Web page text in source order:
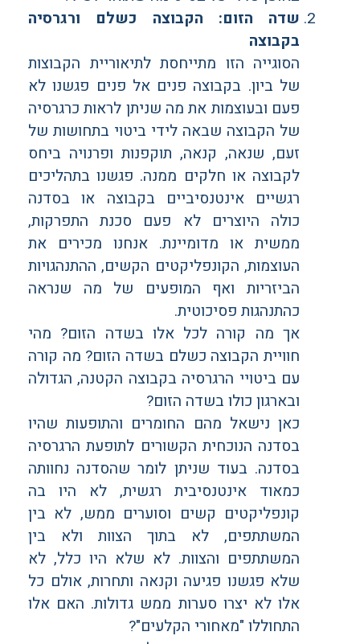
שדה הזום: הקבוצה כשלם ורגרסיה
בקבוצה
הסוגייה הזו מתייחסת לתיאוריית הקבוצות
של ביון. בקבוצה פנים אל פנים פגשנו לא
פעם ובעוצמות את מה שניתן לראות כרגרסיה
של הקבוצה שבאה לידי ביטוי בתחושות של
זעם, שנאה, קנאה, תוקפנות ופרנויה ביחס
לקבוצה או חלקים ממנה. פגשנו בתהליכים
רגשיים אינטנסיביים בקבוצה או בסדנה
כולה היוצרים לא פעם סכנת התפרקות,
ממשית או מדומיינת. אנחנו מכירים את
העוצמות, הקונפליקטים הקשים, ההתנהגויות
הביזריות ואף המופעים של מה שנראה
כהתנהגות פסיכוטית.
אך מה קורה לכל אלו בשדה הזום? מהי
חוויית הקבוצה כשלם בשדה הזום? מה קורה
עם ביטויי הרגרסיה בקבוצה הקטנה, הגדולה
ובארגון כולו בשדה הזום?
כאן נישאל מהם החומרים והתופעות שהיו
בסדנה הנוכחית הקשורים לתופעת הרגרסיה
בסדנה. בעוד שניתן לומר שהסדנה נחוותה
כמאוד אינטנסיבית רגשית, לא היו בה
קונפליקטים קשים וסוערים ממש, לא בין
המשתתפים, לא בתוך הצוות ולא בין
המשתתפים והצוות. לא שלא היו כלל, לא
שלא פגשנו פגיעה וקנאה ותחרות, אולם כל
אלו לא יצרו סערות ממש גדולות. האם אלו
התחוללו "מאחורי הקלעים"?